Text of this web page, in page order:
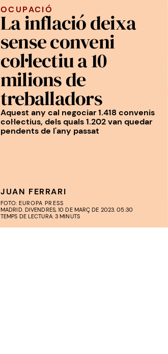
OCUPACIÓ
La inflació deixa
sense conveni
col·lectiu a 10
milions de
treballadors
Aquest any cal negociar 1.418 convenis
col·lectius, dels quals 1.202 van quedar
pendents de l'any passat
JUAN FERRARI
FOTO: EUROPA PRESS
MADRID. DIVENDRES, 10 DE MARÇ DE 2023. 05:30
TEMPS DE LECTURA: 3 MINUTS